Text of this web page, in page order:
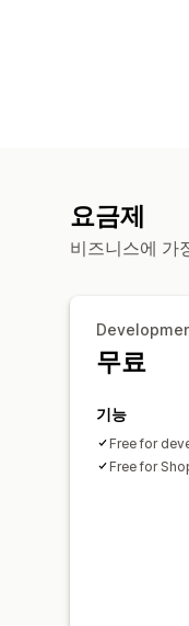
요금제
비즈니스에 가
무료
기능
Free for
Free for